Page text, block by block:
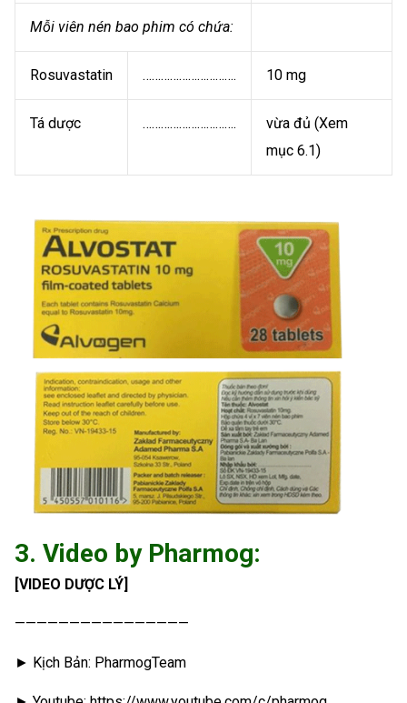
Mỗi viên nén bao phim có chứa:
Rosuvastatin …………………………. 10 mg
Tá dược ………………………….
vừa đủ (Xem
mục 6.1)
3. Video by Pharmog:
[VIDEO DƯỢC LÝ]
————————————————
► Kịch Bản: PharmogTeam